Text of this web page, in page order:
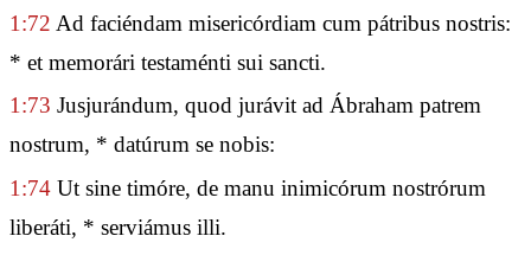
1:72 Ad faciéndam misericórdiam cum pátribus nostris:
* et memorári testaménti sui sancti.
1:73 Jusjurándum, quod jurávit ad Ábraham patrem
nostrum, * datúrum se nobis:
1:74 Ut sine timóre, de manu inimicórum nostrórum
liberáti, * serviámus illi.